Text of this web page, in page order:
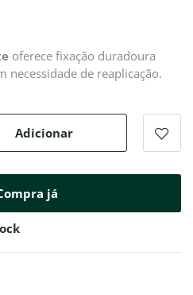
oferece fixação duradoura
necessidade de reaplicação.
Adicionar
já